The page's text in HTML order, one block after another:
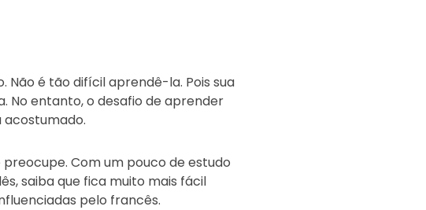
Não é tão difícil aprendê-la. Pois sua
No entanto, o desafio de aprender
Com um pouco de estudo
saiba que fica muito mais fácil
pelo francês.